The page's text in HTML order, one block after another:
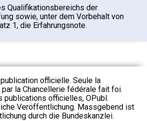
Qualifikationsbereichs der
sowie, unter dem Vorbehalt von
1, die Erfahrungsnote.
officielle. Seule la
la Chancellerie fédérale fait foi.
publications officielles, OPubl.
Veröffentlichung. Massgebend ist
durch die Bundeskanzlei.